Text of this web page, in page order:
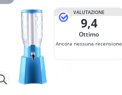
VALUTAZIONE
9,4
Ottimo
Ancora nessuna recensione